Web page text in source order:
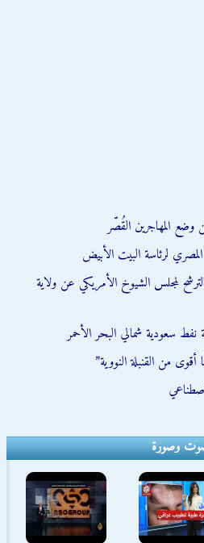
وضع المهاجرين القُصّر
لرئاسة البيت الأبيض
لمجلس الشيوخ الأمريكي عن ولاية
سعودية شمالي البحر الأحمر
من القنبلة النووية”
وصورة